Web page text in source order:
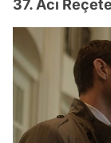
37. Acı